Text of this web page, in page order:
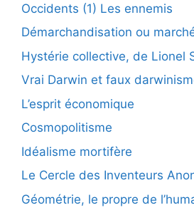
Occidents (1) Les ennemis
Démarchandisation ou
Hystérie collective, de Lionel
Vrai Darwin et faux
L’esprit économique
Cosmopolitisme
Idéalisme mortifère
Le Cercle des Inventeurs
Géométrie, le propre de